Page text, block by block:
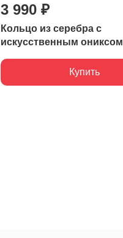
3 990 ₽
Кольцо из серебра с
искусственным ониксом
Купить